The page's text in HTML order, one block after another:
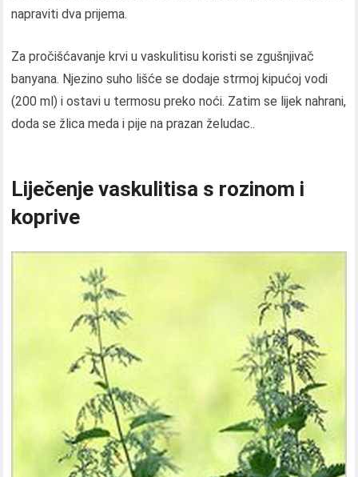
napraviti dva prijema.
Za pročišćavanje krvi u vaskulitisu koristi se zgušnjivač
banyana. Njezino suho lišće se dodaje strmoj kipućoj vodi
(200 ml) i ostavi u termosu preko noći. Zatim se lijek nahrani,
doda se žlica meda i pije na prazan želudac..
Liječenje vaskulitisa s rozinom i
koprive